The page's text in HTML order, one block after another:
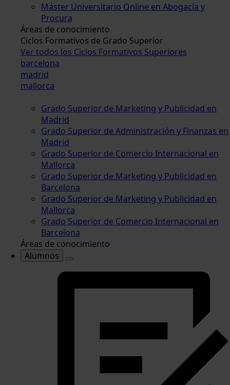
Máster Universitario Online en Abogacía y
Procura
Áreas de conocimiento
Ciclos Formativos de Grado Superior
Ver todos los Ciclos Formativos Superiores
barcelona
madrid
mallorca
Grado Superior de Marketing y Publicidad en
Madrid
Grado Superior de Administración y Finanzas en
Madrid
Grado Superior de Comercio Internacional en
Mallorca
Grado Superior de Marketing y Publicidad en
Barcelona
Grado Superior de Marketing y Publicidad en
Mallorca
Grado Superior de Comercio Internacional en
Barcelona
Áreas de conocimiento
Alumnos